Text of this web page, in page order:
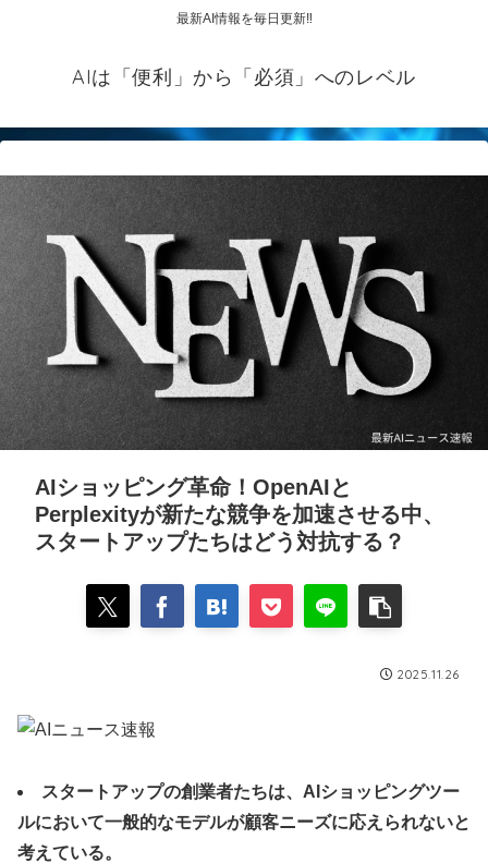
最新AI情報を毎日更新‼
AIは「便利」から「必須」へのレベル
AIショッピング革命！OpenAIと
Perplexityが新たな競争を加速させる中、
スタートアップたちはどう対抗する？
2025.11.26
スタートアップの創業者たちは、AIショッピングツー
ルにおいて一般的なモデルが顧客ニーズに応えられないと
考えている。